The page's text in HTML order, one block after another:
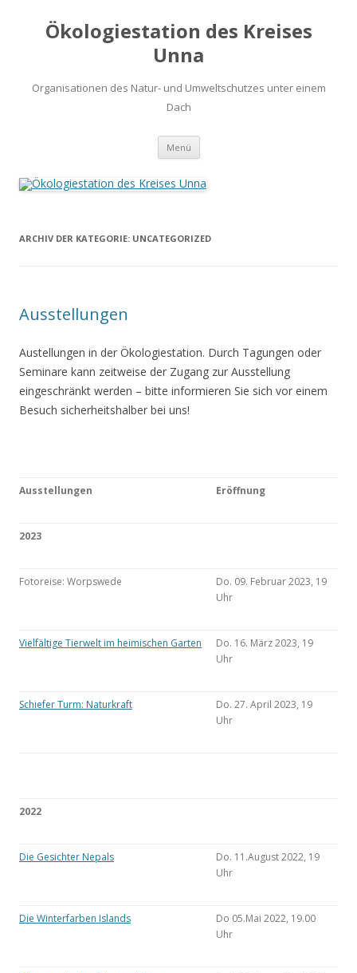
Ökologiestation des Kreises
Unna
Organisationen des Natur- und Umweltschutzes unter einem
Dach
Menü Zum
springen
ARCHIV DER KATEGORIE: UNCATEGORIZED
Ausstellungen
Austellungen in der Ökologiestation. Durch Tagungen oder
Seminare kann zeitweise der Zugang zur Ausstellung
eingeschränkt werden – bitte informieren Sie sich vor einem
Besuch sicherheitshalber bei uns!
Ausstellungen Eröffnung
2023
Fotoreise: Worpswede
Do. 09. Februar 2023, 19
Uhr
Vielfältige Tierwelt im heimischen Garten
Do. 16. März 2023, 19
Uhr
Schiefer Turm: Naturkraft
Do. 27. April 2023, 19
Uhr
2022
Die Gesichter Nepals
Do. 11.August 2022, 19
Uhr
Die Winterfarben Islands
Do 05.Mai 2022, 19.00
Uhr